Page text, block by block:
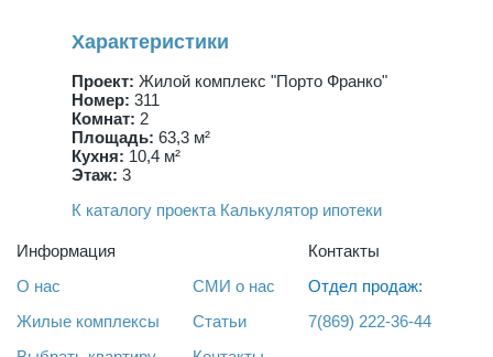
Характеристики
Проект: Жилой комплекс "Порто Франко"
Номер: 311
Комнат: 2
Площадь: 63,3 м²
Кухня: 10,4 м²
Этаж: 3
К каталогу проекта Калькулятор ипотеки
Информация
О нас
Жилые комплексы
СМИ о нас
Статьи
Контакты
Отдел продаж:
7(869) 222-36-44